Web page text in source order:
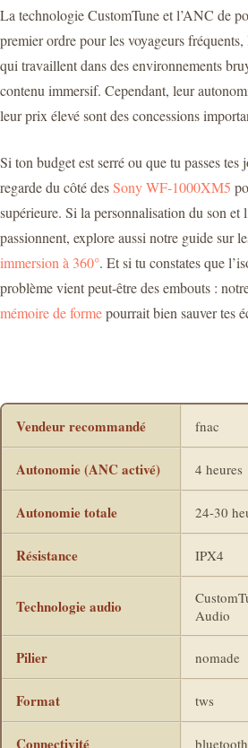
La technologie CustomTune et l’ANC de
premier ordre pour les voyageurs
qui travaillent dans des environnements
contenu immersif. Cependant, leur
leur prix élevé sont des concessions
Si ton budget est serré ou que tu passes tes
regarde du côté desSony WF-1000XM5
supérieure. Si la personnalisation du son et
passionnent, explore aussi notre guide sur
immersion à 360°. Et si tu constates que
problème vient peut-être des embouts :
mémoire de formepourrait bien sauver tes
Vendeur recommandé fnac
Autonomie (ANC activé) 4 heures
Autonomie totale 24-30
Résistance IPX4
Technologie audio
Audio
Pilier nomade
Format tws
Connectivité bluetooth